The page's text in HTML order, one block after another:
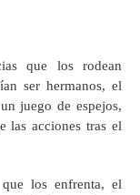
que los rodean
ser hermanos, el
juego de espejos,
las acciones tras el
los enfrenta, el